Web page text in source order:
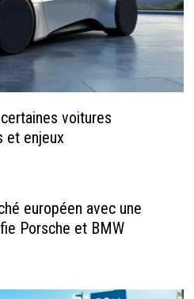
voitures
et enjeux
européen avec une
Porsche et BMW